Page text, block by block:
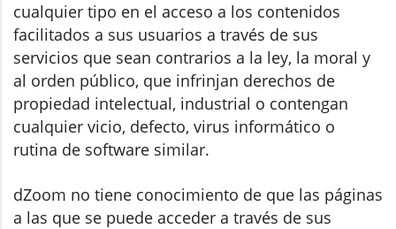
cualquier tipo en el acceso a los contenidos
facilitados a sus usuarios a través de sus
servicios que sean contrarios a la ley, la moral y
al orden público, que infrinjan derechos de
propiedad intelectual, industrial o contengan
cualquier vicio, defecto, virus informático o
rutina de software similar.
dZoom no tiene conocimiento de que las páginas
a las que se puede acceder a través de sus